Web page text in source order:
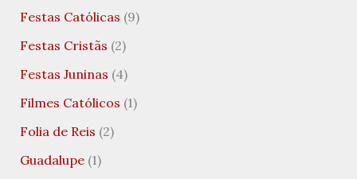
Festas Católicas (9)
Festas Cristãs (2)
Festas Juninas (4)
Filmes Católicos (1)
Folia de Reis (2)
Guadalupe(1)